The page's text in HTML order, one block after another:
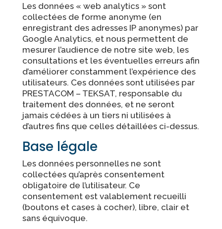
Les données « web analytics » sont
collectées de forme anonyme (en
enregistrant des adresses IP anonymes) par
Google Analytics, et nous permettent de
mesurer l’audience de notre site web, les
consultations et les éventuelles erreurs afin
d’améliorer constamment l’expérience des
utilisateurs. Ces données sont utilisées par
PRESTACOM – TEKSAT, responsable du
traitement des données, et ne seront
jamais cédées à un tiers ni utilisées à
d’autres fins que celles détaillées ci-dessus.
Base légale
Les données personnelles ne sont
collectées qu’après consentement
obligatoire de l’utilisateur. Ce
consentement est valablement recueilli
(boutons et cases à cocher), libre, clair et
sans équivoque.